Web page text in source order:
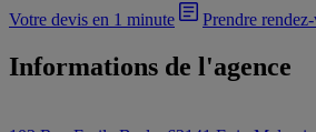
Votre devis en 1 minute Prendre
Informations de l'agence